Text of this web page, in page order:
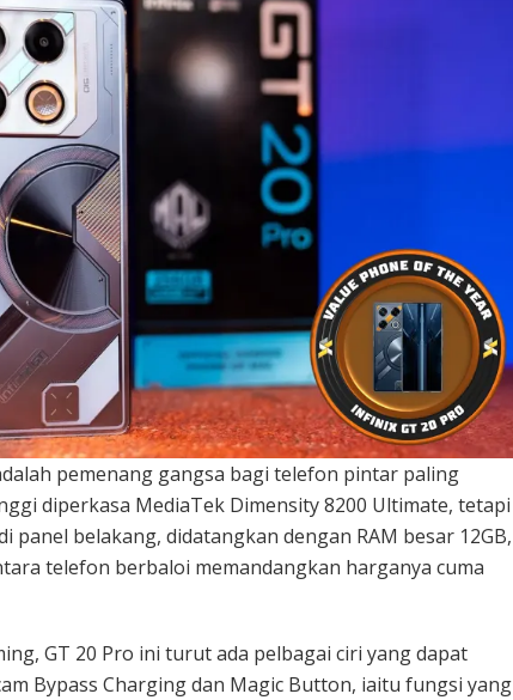
pemenang gangsa bagi telefon pintar paling
diperkasa MediaTek Dimensity 8200 Ultimate, tetapi
panel belakang, didatangkan dengan RAM besar 12GB,
telefon berbaloi memandangkan harganya cuma
GT 20 Pro ini turut ada pelbagai ciri yang dapat
Bypass Charging dan Magic Button, iaitu fungsi yang